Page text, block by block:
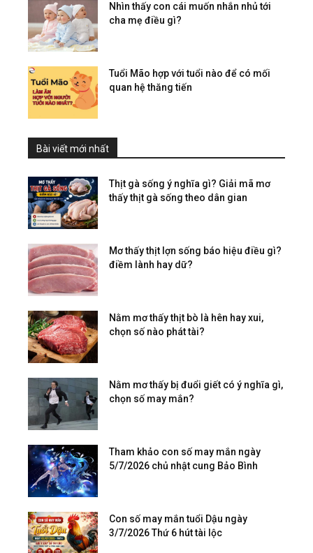
Nhìn thấy con cái muốn nhắn nhủ tới
cha mẹ điều gì?
Tuổi Mão hợp với tuổi nào để có mối
quan hệ thăng tiến
Bài viết mới nhất
Thịt gà sống ý nghĩa gì? Giải mã mơ
thấy thịt gà sống theo dân gian
Mơ thấy thịt lợn sống báo hiệu điều gì?
điềm lành hay dữ?
Nằm mơ thấy thịt bò là hên hay xui,
chọn số nào phát tài?
Nằm mơ thấy bị đuổi giết có ý nghĩa gì,
chọn số may mắn?
Tham khảo con số may mắn ngày
5/7/2026 chủ nhật cung Bảo Bình
Con số may mắn tuổi Dậu ngày
3/7/2026 Thứ 6 hút tài lộc